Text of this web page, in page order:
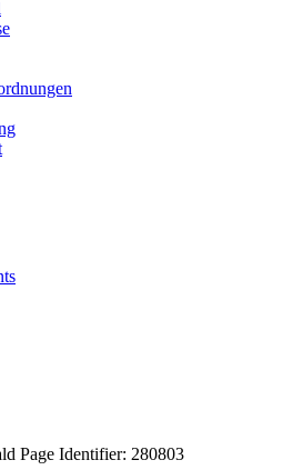
Page Identifier: 280803